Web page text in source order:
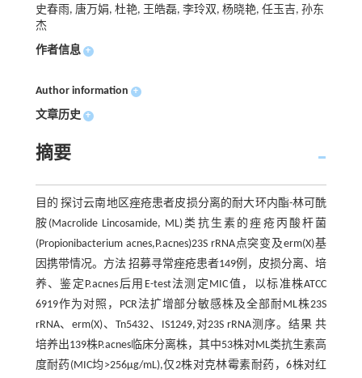
史春雨, 唐万娟, 杜艳, 王皓磊, 李玲双, 杨晓艳, 任玉吉, 孙东
杰
作者信息 +
Author information +
文章历史 +
摘要
目的 探讨云南地区痤疮患者皮损分离的耐大环内酯-林可酰
胺(Macrolide Lincosamide, ML)类抗生素的痤疮丙酸杆菌
(Propionibacterium acnes,P.acnes)23S rRNA点突变及erm(X)基
因携带情况。方法 招募寻常痤疮患者149例，皮损分离、培
养、鉴定P.acnes后用E-test法测定MIC值，以标准株ATCC
6919作为对照，PCR法扩增部分敏感株及全部耐ML株23S
rRNA、erm(X)、Tn5432、IS1249,对23S rRNA测序。结果 共
培养出139株P.acnes临床分离株，其中53株对ML类抗生素高
度耐药(MIC均>256μg/mL),仅2株对克林霉素耐药，6株对红